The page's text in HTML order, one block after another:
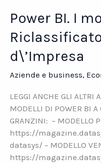
Power BI. I
d\’Impresa
Aziende e business,
LEGGI ANCHE GLI ALTRI
MODELLI DI POWER BI A
GRANZINI: – MODELLO
https://
datasys/ – MODELLO
https://